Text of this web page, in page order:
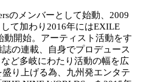
のメンバーとして始動、2009
て加わり2016年にはEXILE
動開始。アーティスト活動をす
の連載、自身でプロデュース
ど多岐にわたり活動の幅を広
り上げる為、九州発エンタテ